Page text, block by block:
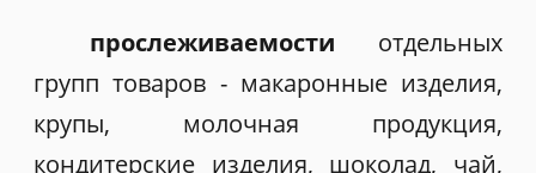
прослеживаемости отдельных
групп товаров - макаронные изделия,
крупы, молочная продукция,
кондитерские изделия, шоколад, чай,